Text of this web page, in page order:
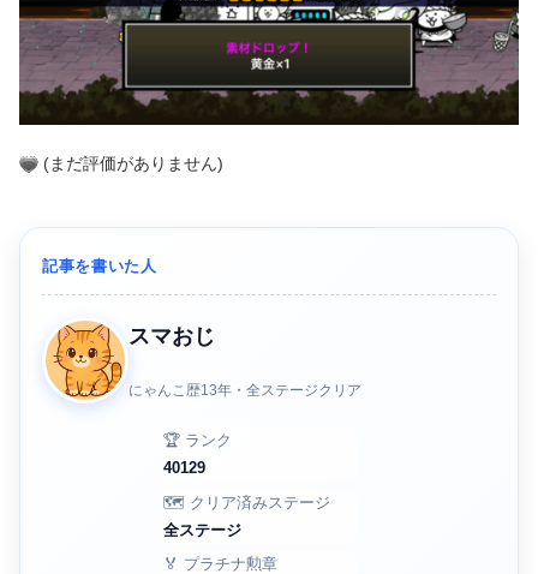
(まだ評価がありません)
記事を書いた人
スマおじ
にゃんこ歴13年・全ステージクリア
🏆 ランク
40129
🗺️ クリア済みステージ
全ステージ
🏅 プラチナ勲章